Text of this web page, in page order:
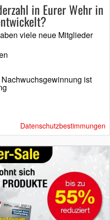
in Eurer Wehr in
viele neue Mitglieder
ist
Datenschutzbestimmungen